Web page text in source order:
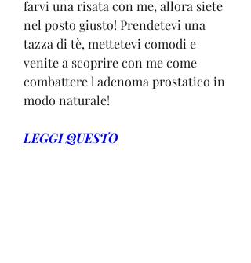
farvi una risata con me, allora siete
nel posto giusto! Prendetevi una
tazza di tè, mettetevi comodi e
venite a scoprire con me come
combattere l'adenoma prostatico in
modo naturale!
LEGGI QUESTO